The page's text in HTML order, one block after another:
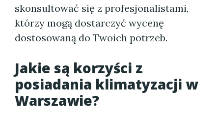
skonsultować się z profesjonalistami,
którzy mogą dostarczyć wycenę
dostosowaną do Twoich potrzeb.
Jakie są korzyści z
posiadania klimatyzacji w
Warszawie?